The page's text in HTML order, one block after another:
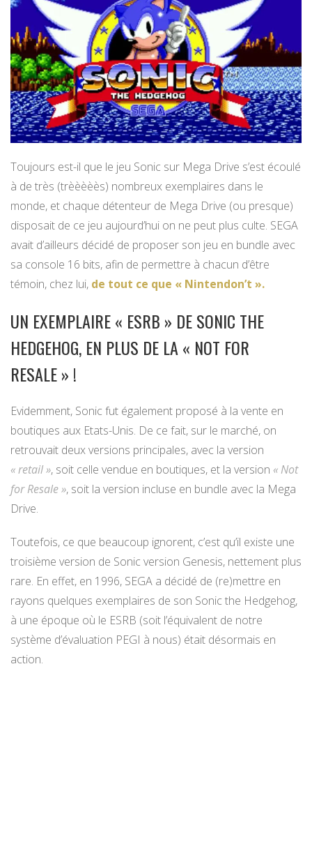
Toujours est-il que le jeu Sonic sur Mega Drive s’est écoulé
à de très (trèèèèès) nombreux exemplaires dans le
monde, et chaque détenteur de Mega Drive (ou presque)
disposait de ce jeu aujourd’hui on ne peut plus culte. SEGA
avait d’ailleurs décidé de proposer son jeu en bundle avec
sa console 16 bits, afin de permettre à chacun d’être
témoin, chez lui, de tout ce que « Nintendon’t ».
UN EXEMPLAIRE « ESRB » DE SONIC THE
HEDGEHOG, EN PLUS DE LA « NOT FOR
RESALE » !
Evidemment, Sonic fut également proposé à la vente en
boutiques aux Etats-Unis. De ce fait, sur le marché, on
retrouvait deux versions principales, avec la version
« retail », soit celle vendue en boutiques, et la version « Not
for Resale », soit la version incluse en bundle avec la Mega
Drive.
Toutefois, ce que beaucoup ignorent, c’est qu’il existe une
troisième version de Sonic version Genesis, nettement plus
rare. En effet, en 1996, SEGA a décidé de (re)mettre en
rayons quelques exemplaires de son Sonic the Hedgehog,
à une époque où le ESRB (soit l’équivalent de notre
système d’évaluation PEGI à nous) était désormais en
action.